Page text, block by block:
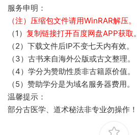
服务申明：
（注）压缩包文件请用WinRAR解压。
（1） 复制链接打开百度网盘APP获取。
（2）下载文件后IP不变七天内有效。
（3）古书来自海外公版或古文整理。
（4）学分为赞助性质非古籍原价值。
（5）赞助学分是为域名服务器费用。
温馨提示：
部分古医学、道术秘法非专业勿操作！